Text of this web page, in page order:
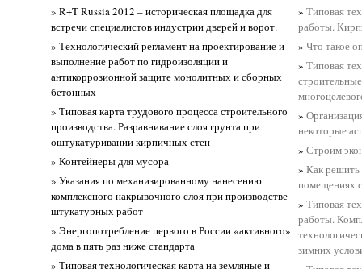
» R+T Russia 2012 – историческая площадка для
встречи специалистов индустрии дверей и ворот.
» Технологический регламент на проектирование и
выполнение работ по гидроизоляции и
антикоррозионной защите монолитных и сборных
бетонных
» Типовая карта трудового процесса строительного
производства. Разравнивание слоя грунта при
оштукатуривании кирпичных стен
» Контейнеры для мусора
» Указания по механизированному нанесению
комплексного накрывочного слоя при производстве
штукатурных работ
» Энергопотребление первого в России «активного»
дома в пять раз ниже стандарта
» Типовая технологическая карта на земляные и
»Типовая
работы.
»Что такое
»Типовая
»
некоторые
»Строим
»Как решить
помещениях
»Типовая
работы.
зимних